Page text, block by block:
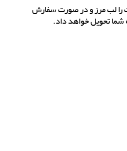
را لب مرز و در صورت سفارش
شما تحویل خواهد داد.